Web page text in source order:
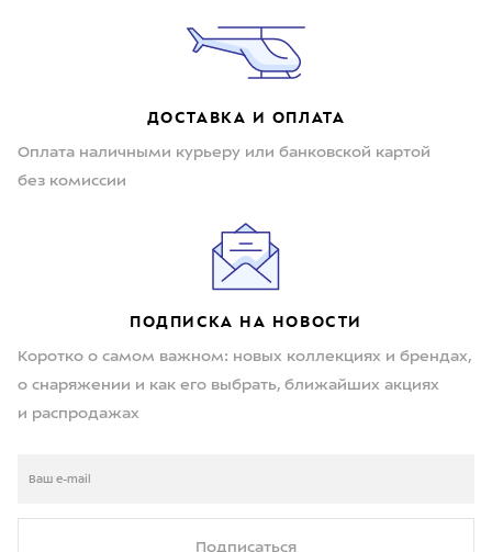
ДОСТАВКА И ОПЛАТА
Оплата наличными курьеру или банковской картой
без комиссии
ПОДПИСКА НА НОВОСТИ
Коротко о самом важном: новых коллекциях и брендах,
о снаряжении и как его выбрать, ближайших акциях
и распродажах
Подписаться